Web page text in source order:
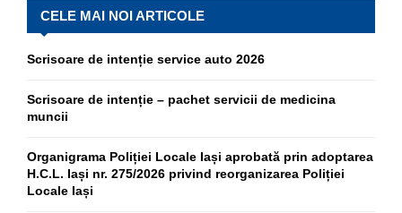
CELE MAI NOI ARTICOLE
Scrisoare de intenție service auto 2026
Scrisoare de intenție – pachet servicii de medicina
muncii
Organigrama Poliției Locale Iași aprobată prin adoptarea
H.C.L. Iași nr. 275/2026 privind reorganizarea Poliției
Locale Iași